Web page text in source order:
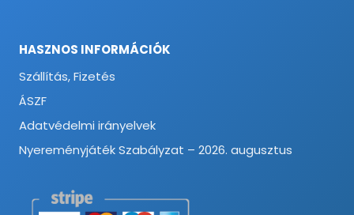
HASZNOS INFORMÁCIÓK
Szállítás, Fizetés
ÁSZF
Adatvédelmi irányelvek
Nyereményjáték Szabályzat – 2026. augusztus